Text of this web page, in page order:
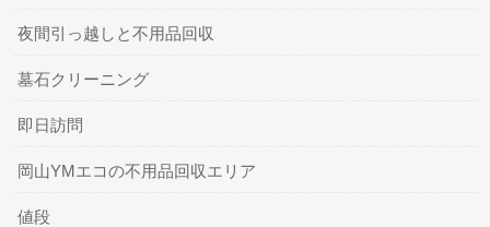
夜間引っ越しと不用品回収
墓石クリーニング
即日訪問
岡山YMエコの不用品回収エリア
値段